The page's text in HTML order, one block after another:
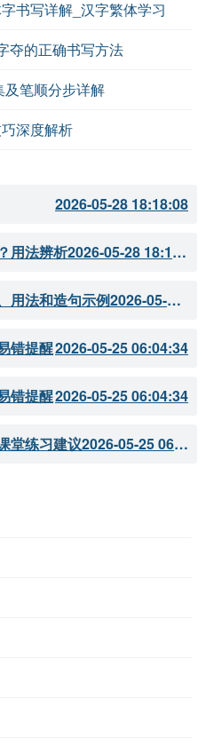
书写详解_汉字繁体学习
夺的正确书写方法
笔顺分步详解
深度解析
2026-05-28 18:18:08
用法辨析 2026-05-28 18:18:07
用法和造句示例 2026-05-28 18:18:05
错提醒2026-05-25 06:04:34
错提醒2026-05-25 06:04:34
堂练习建议 2026-05-25 06:04:33